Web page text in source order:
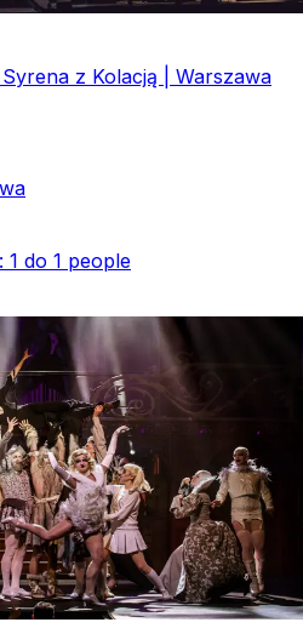
z Kolacją | Warszawa
1 do 1 people